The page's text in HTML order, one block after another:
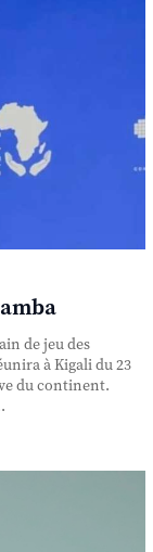
de jeu des
à Kigali du 23
du continent.